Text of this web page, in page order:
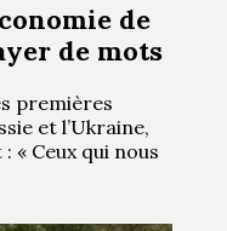
de
de mots
premières
et l’Ukraine,
« Ceux qui nous